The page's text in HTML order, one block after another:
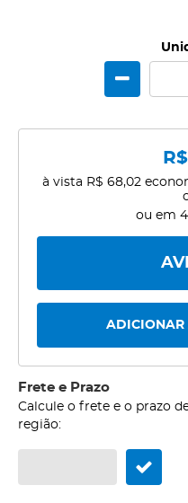
à vista R$ 68,02
ou em
ADICIONAR
Frete e Prazo
Calcule o frete e o prazo
região: